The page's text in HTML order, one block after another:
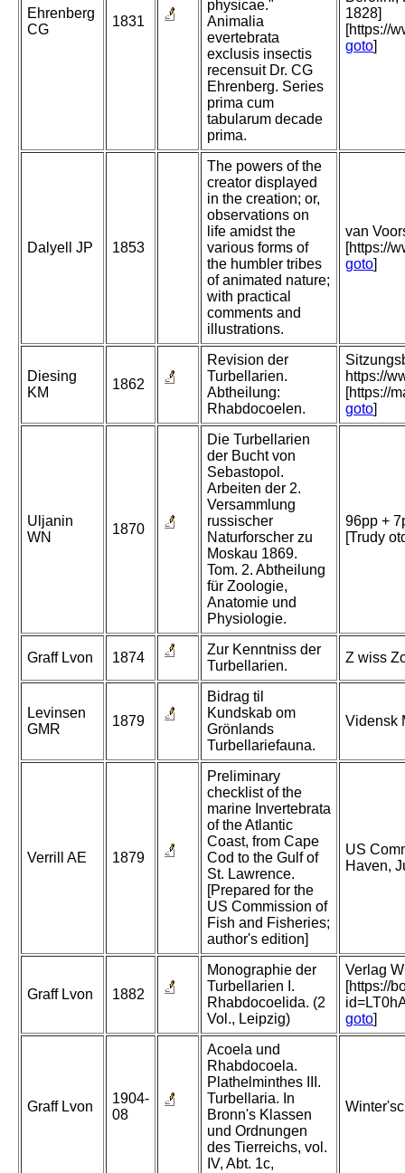
Ehrenberg
CG
1831
physicae."
Animalia
evertebrata
exclusis insectis
recensuit Dr. CG
Ehrenberg. Series
prima cum
tabularum decade
prima.
1828]
[https://
goto]
Dalyell JP 1853
The powers of the
creator displayed
in the creation; or,
observations on
life amidst the
various forms of
the humbler tribes
of animated nature;
with practical
comments and
illustrations.
van
[https://
goto]
Diesing
KM
1862
Revision der
Turbellarien.
Abtheilung:
Rhabdocoelen.
https://
[https://
goto]
Uljanin
WN
1870
Die Turbellarien
der Bucht von
Sebastopol.
Arbeiten der 2.
Versammlung
russischer
Naturforscher zu
Moskau 1869.
Tom. 2. Abtheilung
für Zoologie,
Anatomie und
Physiologie.
96pp +
[Trudy
Graff Lvon 1874
Zur Kenntniss der
Turbellarien.
Z wiss
Levinsen
GMR
1879
Bidrag til
Kundskab om
Grönlands
Turbellariefauna.
Vidensk
Verrill AE 1879
Preliminary
checklist of the
marine Invertebrata
of the Atlantic
Coast, from Cape
Cod to the Gulf of
St. Lawrence.
[Prepared for the
US Commission of
Fish and Fisheries;
author's edition]
US
Haven,
Graff Lvon 1882
Monographie der
Turbellarien I.
Rhabdocoelida. (2
Vol., Leipzig)
Verlag
[https://
goto]
Graff Lvon
1904-
08
Acoela und
Rhabdocoela.
Plathelminthes III.
Turbellaria. In
Bronn's Klassen
und Ordnungen
des Tierreichs, vol.
IV, Abt. 1c,